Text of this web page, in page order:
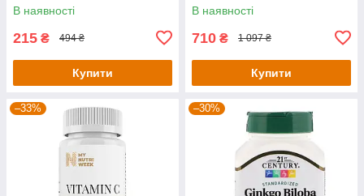
В наявності
215 ₴ 494 ₴
Купити
В наявності
710 ₴ 1 097 ₴
Купити
–33% –30%